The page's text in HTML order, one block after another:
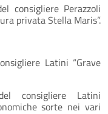
consigliere Perazzoli
privata Stella Maris”.
Latini “Grave
consigliere Latini
sorte nei vari